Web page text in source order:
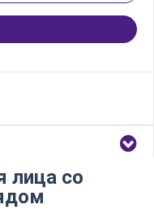
лица со